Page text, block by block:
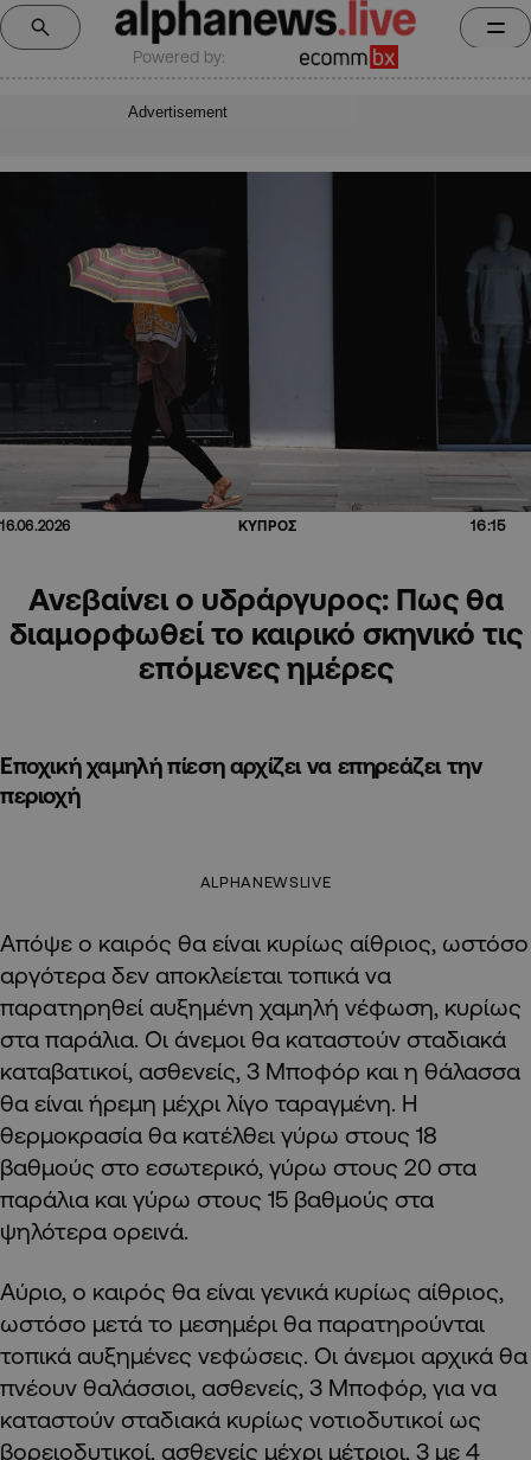
Powered by:
Advertisement
16.06.2026 ΚΥΠΡΟΣ 16:15
Ανεβαίνει ο υδράργυρος: Πως θα
διαμορφωθεί το καιρικό σκηνικό τις
επόμενες ημέρες
Εποχική χαμηλή πίεση αρχίζει να επηρεάζει την
περιοχή
ALPHANEWSLIVE
Απόψε ο καιρός θα είναι κυρίως αίθριος, ωστόσο
αργότερα δεν αποκλείεται τοπικά να
παρατηρηθεί αυξημένη χαμηλή νέφωση, κυρίως
στα παράλια. Οι άνεμοι θα καταστούν σταδιακά
καταβατικοί, ασθενείς, 3 Μποφόρ και η θάλασσα
θα είναι ήρεμη μέχρι λίγο ταραγμένη. Η
θερμοκρασία θα κατέλθει γύρω στους 18
βαθμούς στο εσωτερικό, γύρω στους 20 στα
παράλια και γύρω στους 15 βαθμούς στα
ψηλότερα ορεινά.
Αύριο, ο καιρός θα είναι γενικά κυρίως αίθριος,
ωστόσο μετά το μεσημέρι θα παρατηρούνται
τοπικά αυξημένες νεφώσεις. Οι άνεμοι αρχικά θα
πνέουν θαλάσσιοι, ασθενείς, 3 Μποφόρ, για να
καταστούν σταδιακά κυρίως νοτιοδυτικοί ως
βορειοδυτικοί, ασθενείς μέχρι μέτριοι, 3 με 4